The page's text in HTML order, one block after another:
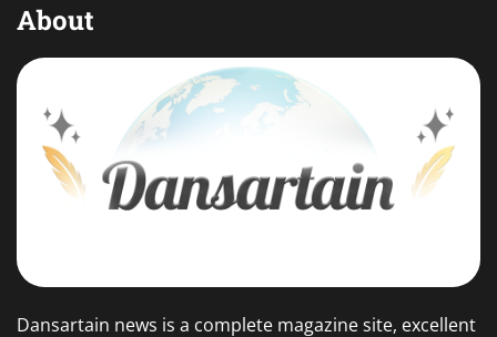
About
Dansartain news is a complete magazine site, excellent